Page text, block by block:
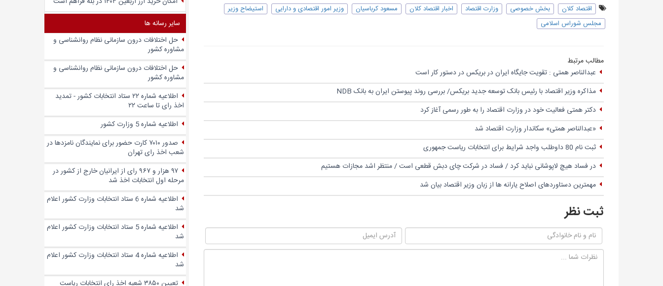
اقتصاد کلان بخش خصوصی وزارت اقتصاد اخبار اقتصاد کلان مسعود کرباسیان ​وزیر امور اقتصادی و دارایی
استیضاح وزیر
مجلس شوراس اسلامی
مطالب مرتبط
عبدالناصر همتی : تقویت جایگاه ایران در بریکس در دستور کار است
مذاکره وزیر اقتصاد با رئیس بانک توسعه جدید بریکس/ بررسی روند پیوستن ایران به بانک NDB
دکتر همتی فعالیت خود در وزارت اقتصاد را به طور رسمی آغاز کرد
«عبدالناصر همتی» سکاندار وزارت اقتصاد شد
ثبت نام 80 داوطلب واجد شرایط برای انتخابات ریاست جمهوری
در فساد هیچ لاپوشانی نباید کرد / فساد در شرکت چای دبش قطعی است / منتظر اشد مجازات هستیم
مهمترین دستاوردهای اصلاح یارانه ها از زبان وزیر اقتصاد بیان شد
ثبت نظر
سایر رسانه ها
حل اختلافات درون سازمانی نظام روانشناسی و
مشاوره کشور
حل اختلافات درون سازمانی نظام روانشناسی و
مشاوره کشور
اطلاعیه شماره ۲۲ ستاد انتخابات کشور - تمدید
اخذ رای تا ساعت ۲۲
اطلاعیه شماره 5 وزارت کشور
صدور ۷۰۱۰ کارت حضور برای نمایندگان نامزدها در
شعب اخذ رای تهران
۹۷ هزار و ۹۶۷ رای از ایرانیان خارج از کشور در
مرحله اول انتخابات اخذ شد
اطلاعیه شماره 6 ستاد انتخابات وزارت کشور اعلام
شد
اطلاعیه شماره 5 ستاد انتخابات وزارت کشور اعلام
شد
اطلاعیه شماره 4 ستاد انتخابات وزارت کشور اعلام
شد
تعیین ۳۸۵۰ شعبه اخذ رای انتخابات ریاست